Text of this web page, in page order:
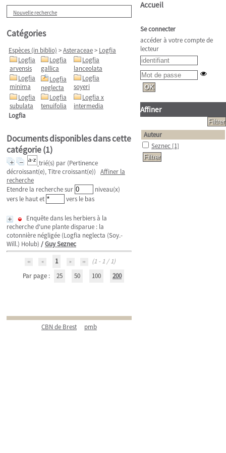
Nouvelle recherche
Catégories
Espèces (in biblio) >Asteraceae> Logfia
Logfia
arvensis
Logfia
gallica
Logfia
lanceolata
Logfia
minima
Logfia
neglecta
Logfia
soyeri
Logfia
subulata
Logfia
tenuifolia
Logfia x
intermedia
Logfia
Documents disponibles dans cette
catégorie (1)
trié(s) par (Pertinence
décroissant(e), Titre croissant(e)) Affiner la
recherche
Etendre la recherche sur
niveau(x)
vers le haut et
vers le bas
Enquête dans les herbiers à la
recherche d'une plante disparue : la
cotonnière négligée (Logfia neglecta (Soy.-
Will.) Holub) /Guy Seznec
1
(1 - 1 / 1)
Par page :
25 50 100 200
CBN de Brest pmb
Accueil
Se connecter
accéder à votre compte de
lecteur
Affiner
Auteur
Seznec [1]